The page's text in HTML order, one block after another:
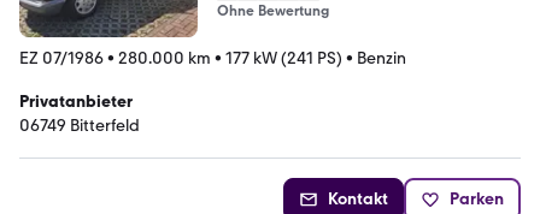
Ohne Bewertung
EZ 07/1986• 280.000 km • 177 kW (241 PS) • Benzin
Privatanbieter
06749 Bitterfeld
Kontakt Parken